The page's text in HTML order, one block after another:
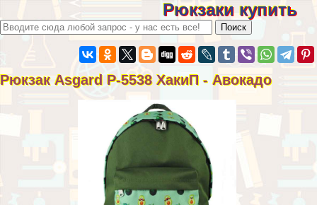
Рюкзаки купить
Рюкзак Asgard Р-5538 ХакиП - Авокадо